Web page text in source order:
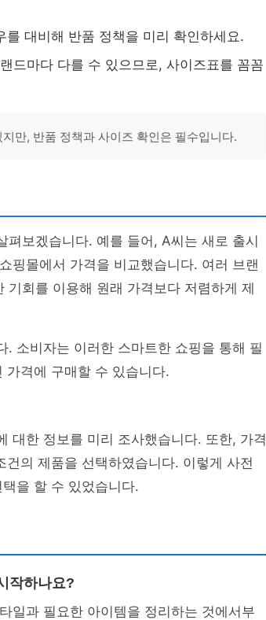
를 대비해 반품 정책을 미리 확인하세요.
드마다 다를 수 있으므로, 사이즈표를 꼼꼼
만, 반품 정책과 사이즈 확인은 필수입니다.
보겠습니다. 예를 들어, A씨는 새로 출시
핑몰에서 가격을 비교했습니다. 여러 브랜
회를 이용해 원래 가격보다 저렴하게 제
소비자는 이러한 스마트한 쇼핑을 통해 필
가격에 구매할 수 있습니다.
대한 정보를 미리 조사했습니다. 또한, 가격
의 제품을 선택하였습니다. 이렇게 사전
을 할 수 있었습니다.
작하나요?
일과 필요한 아이템을 정리하는 것에서부